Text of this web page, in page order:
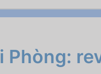
Phòng: